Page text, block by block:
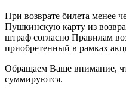
При возврате билета менее
Пушкинскую карту из
штраф согласно Правилам
приобретенный в рамках
Обращаем Ваше внимание,
суммируются.